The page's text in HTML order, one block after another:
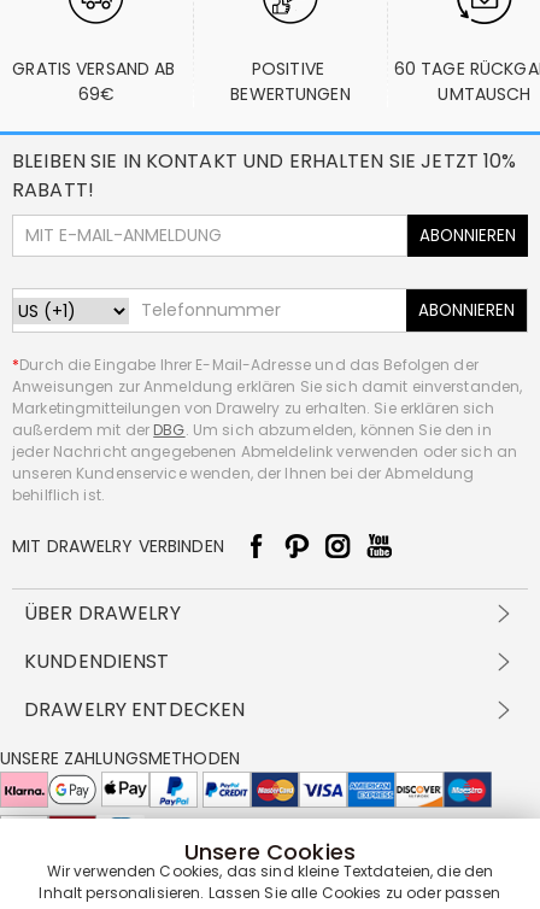
GRATIS VERSAND AB
69€
POSITIVE
BEWERTUNGEN
60 TAGE
UMTAUSCH
BLEIBEN SIE IN KONTAKT UND ERHALTEN SIE JETZT 10%
RABATT!
ABONNIEREN
ABONNIEREN
*Durch die Eingabe Ihrer E-Mail-Adresse und das Befolgen der
Anweisungen zur Anmeldung erklären Sie sich damit einverstanden,
Marketingmitteilungen von Drawelry zu erhalten. Sie erklären sich
außerdem mit der DBG. Um sich abzumelden, können Sie den in
jeder Nachricht angegebenen Abmeldelink verwenden oder sich an
unseren Kundenservice wenden, der Ihnen bei der Abmeldung
behilflich ist.
MIT DRAWELRY VERBINDEN
ÜBER DRAWELRY
Über Uns
DBG
FAQ
Cookie-Richtlinie
KUNDENDIENST
Versandbedingungen
Rückgabe & Umtausch
Pflegehinweis
DRAWELRY ENTDECKEN
Großhandelsangebot
Drawelry Prime
Bonusprogramm
UNSERE ZAHLUNGSMETHODEN
UNSERE LIEFERPARTNER
Unsere Cookies
Wir verwenden Cookies, das sind kleine Textdateien, die den
Inhalt personalisieren. Lassen Sie alle Cookies zu oder passen